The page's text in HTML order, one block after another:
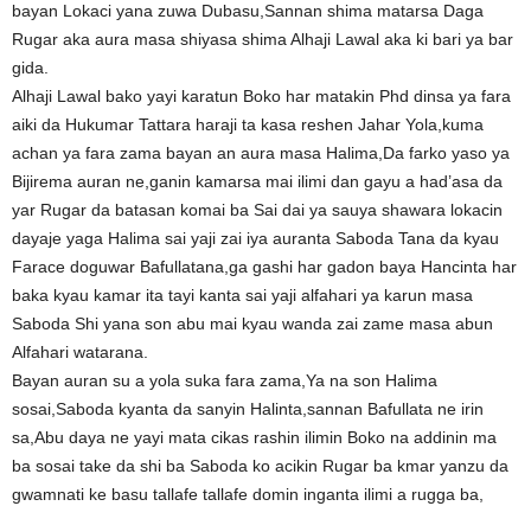
bayan Lokaci yana zuwa Dubasu,Sannan shima matarsa Daga
Rugar aka aura masa shiyasa shima Alhaji Lawal aka ki bari ya bar
gida.
Alhaji Lawal bako yayi karatun Boko har matakin Phd dinsa ya fara
aiki da Hukumar Tattara haraji ta kasa reshen Jahar Yola,kuma
achan ya fara zama bayan an aura masa Halima,Da farko yaso ya
Bijirema auran ne,ganin kamarsa mai ilimi dan gayu a had’asa da
yar Rugar da batasan komai ba Sai dai ya sauya shawara lokacin
dayaje yaga Halima sai yaji zai iya auranta Saboda Tana da kyau
Farace doguwar Bafullatana,ga gashi har gadon baya Hancinta har
baka kyau kamar ita tayi kanta sai yaji alfahari ya karun masa
Saboda Shi yana son abu mai kyau wanda zai zame masa abun
Alfahari watarana.
Bayan auran su a yola suka fara zama,Ya na son Halima
sosai,Saboda kyanta da sanyin Halinta,sannan Bafullata ne irin
sa,Abu daya ne yayi mata cikas rashin ilimin Boko na addinin ma
ba sosai take da shi ba Saboda ko acikin Rugar ba kmar yanzu da
gwamnati ke basu tallafe tallafe domin inganta ilimi a rugga ba,